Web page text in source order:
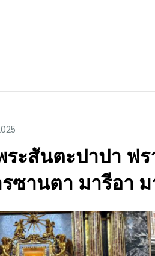
ระสันตะปาปา ฟ
ซานตา มารีอา ม